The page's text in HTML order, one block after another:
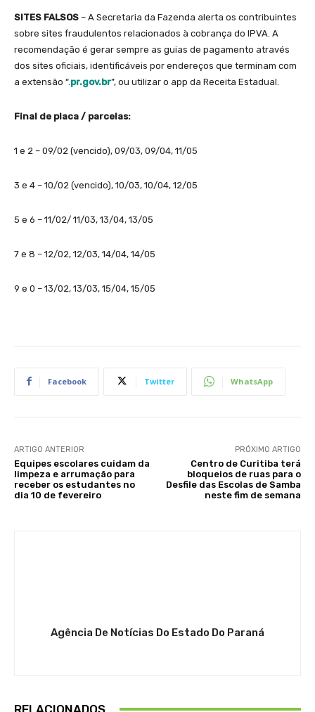
SITES FALSOS – A Secretaria da Fazenda alerta os contribuintes
sobre sites fraudulentos relacionados à cobrança do IPVA. A
recomendação é gerar sempre as guias de pagamento através
dos sites oficiais, identificáveis por endereços que terminam com
a extensão “. pr.gov.br”, ou utilizar o app da Receita Estadual.
Final de placa / parcelas:
1 e 2 – 09/02 (vencido), 09/03, 09/04, 11/05
3 e 4 – 10/02 (vencido), 10/03, 10/04, 12/05
5 e 6 – 11/02/ 11/03, 13/04, 13/05
7 e 8 – 12/02, 12/03, 14/04, 14/05
9 e 0 – 13/02, 13/03, 15/04, 15/05
Facebook Twitter WhatsApp
ARTIGO ANTERIOR
Equipes escolares cuidam da
limpeza e arrumação para
receber os estudantes no
dia 10 de fevereiro
PRÓXIMO ARTIGO
Centro de Curitiba terá
bloqueios de ruas para o
Desfile das Escolas de Samba
neste fim de semana
Agência De Notícias Do Estado Do Paraná
RELACIONADOS